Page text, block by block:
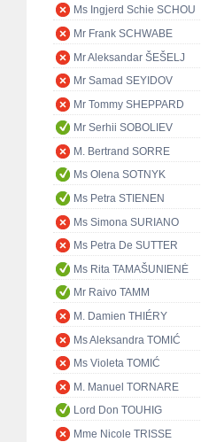
Ms Ingjerd Schie SCHOU
Mr Frank SCHWABE
Mr Aleksandar ŠEŠELJ
Mr Samad SEYIDOV
Mr Tommy SHEPPARD
Mr Serhii SOBOLIEV
M. Bertrand SORRE
Ms Olena SOTNYK
Ms Petra STIENEN
Ms Simona SURIANO
Ms Petra De SUTTER
Ms Rita TAMAŠUNIENĖ
Mr Raivo TAMM
M. Damien THIÉRY
Ms Aleksandra TOMIĆ
Ms Violeta TOMIĆ
M. Manuel TORNARE
Lord Don TOUHIG
Mme Nicole TRISSE